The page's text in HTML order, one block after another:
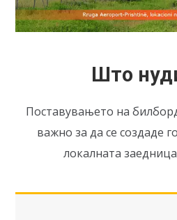
Што
Поставувањето на
важно за да се создаде
локалната